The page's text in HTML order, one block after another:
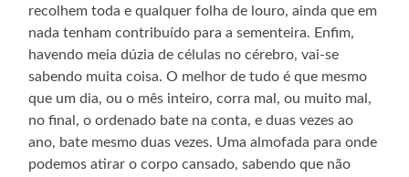
recolhem toda e qualquer folha de louro, ainda que em
nada tenham contribuído para a sementeira. Enfim,
havendo meia dúzia de células no cérebro, vai-se
sabendo muita coisa. O melhor de tudo é que mesmo
que um dia, ou o mês inteiro, corra mal, ou muito mal,
no final, o ordenado bate na conta, e duas vezes ao
ano, bate mesmo duas vezes. Uma almofada para onde
podemos atirar o corpo cansado, sabendo que não